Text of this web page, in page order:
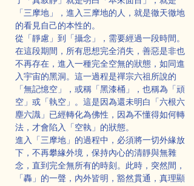
「三摩地」，進入三摩地的人，就是徹天徹地
的看見自己的本性的。
從「靜慮」到「攝念」，需要經過一段時間。
在這段期間，所有思想完全消失，善惡是非也
不再存在，進入一種完全空無的狀態，如同進
入宇宙的黑洞。這一過程是禪宗六祖所說的
「無記憶空」，或稱「黑漆桶」，也稱為「頑
空」或「執空」。這是因為還未明白「六根六
塵六識」已經轉化為佛性，因為不懂得如何轉
法，才會陷入「空執」的狀態。
進入「三摩地」的過程中，必須將一切外緣放
下，不再攀緣外境，保持內心的清靜與無雜
念，直到完全無所有的時刻。此時，突然間，
「轟」的一聲，內外皆明，豁然貫通，真理顯